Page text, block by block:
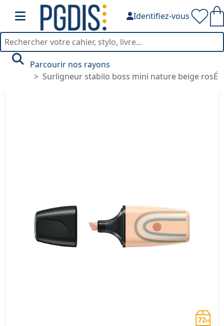
Identifiez-vous
Parcourir nos rayons
Surligneur stabilo boss mini nature beige rosÉ